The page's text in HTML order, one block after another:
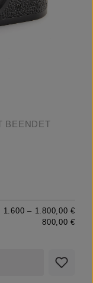
BEENDET
1.600 – 1.800,00 €
800,00 €